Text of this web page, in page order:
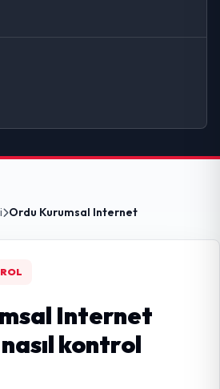
Ordu Kurumsal Internet
Internet
kontrol